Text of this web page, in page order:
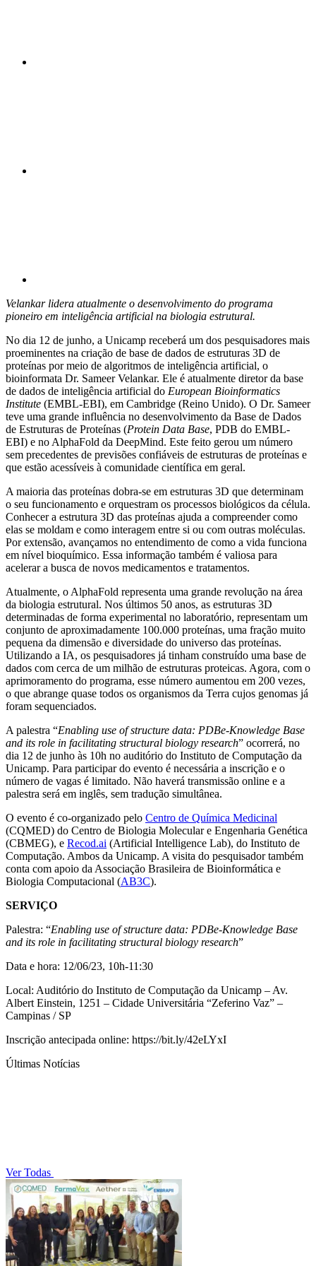
Velankar lidera atualmente o desenvolvimento do programa
pioneiro em inteligência artificial na biologia estrutural.
No dia 12 de junho, a Unicamp receberá um dos pesquisadores mais
proeminentes na criação de base de dados de estruturas 3D de
proteínas por meio de algoritmos de inteligência artificial, o
bioinformata Dr. Sameer Velankar. Ele é atualmente diretor da base
de dados de inteligência artificial do European Bioinformatics
Institute (EMBL-EBI), em Cambridge (Reino Unido). O Dr. Sameer
teve uma grande influência no desenvolvimento da Base de Dados
de Estruturas de Proteínas (Protein Data Base, PDB do EMBL-
EBI) e no AlphaFold da DeepMind. Este feito gerou um número
sem precedentes de previsões confiáveis de estruturas de proteínas e
que estão acessíveis à comunidade científica em geral.
A maioria das proteínas dobra-se em estruturas 3D que determinam
o seu funcionamento e orquestram os processos biológicos da célula.
Conhecer a estrutura 3D das proteínas ajuda a compreender como
elas se moldam e como interagem entre si ou com outras moléculas.
Por extensão, avançamos no entendimento de como a vida funciona
em nível bioquímico. Essa informação também é valiosa para
acelerar a busca de novos medicamentos e tratamentos.
Atualmente, o AlphaFold representa uma grande revolução na área
da biologia estrutural. Nos últimos 50 anos, as estruturas 3D
determinadas de forma experimental no laboratório, representam um
conjunto de aproximadamente 100.000 proteínas, uma fração muito
pequena da dimensão e diversidade do universo das proteínas.
Utilizando a IA, os pesquisadores já tinham construído uma base de
dados com cerca de um milhão de estruturas proteicas. Agora, com o
aprimoramento do programa, esse número aumentou em 200 vezes,
o que abrange quase todos os organismos da Terra cujos genomas já
foram sequenciados.
A palestra “Enabling use of structure data: PDBe-Knowledge Base
and its role in facilitating structural biology research” ocorrerá, no
dia 12 de junho às 10h no auditório do Instituto de Computação da
Unicamp. Para participar do evento é necessária a inscrição e o
número de vagas é limitado. Não haverá transmissão online e a
palestra será em inglês, sem tradução simultânea.
O evento é co-organizado pelo Centro de Química Medicinal
(CQMED) do Centro de Biologia Molecular e Engenharia Genética
(CBMEG), e Recod.ai (Artificial Intelligence Lab), do Instituto de
Computação. Ambos da Unicamp. A visita do pesquisador também
conta com apoio da Associação Brasileira de Bioinformática e
Biologia Computacional (AB3C).
SERVIÇO
Palestra: “Enabling use of structure data: PDBe-Knowledge Base
and its role in facilitating structural biology research”
Data e hora: 12/06/23, 10h-11:30
Local: Auditório do Instituto de Computação da Unicamp – Av.
Albert Einstein, 1251 – Cidade Universitária “Zeferino Vaz” –
Campinas / SP
Inscrição antecipada online: https://bit.ly/42eLYxI
Últimas Notícias
Ver Todas